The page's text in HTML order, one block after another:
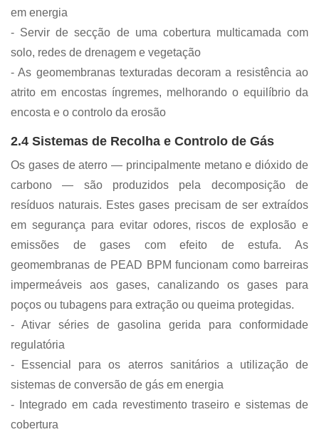
em energia
- Servir de secção de uma cobertura multicamada com
solo, redes de drenagem e vegetação
- As geomembranas texturadas decoram a resistência ao
atrito em encostas íngremes, melhorando o equilíbrio da
encosta e o controlo da erosão
2.4 Sistemas de Recolha e Controlo de Gás
Os gases de aterro — principalmente metano e dióxido de
carbono — são produzidos pela decomposição de
resíduos naturais. Estes gases precisam de ser extraídos
em segurança para evitar odores, riscos de explosão e
emissões de gases com efeito de estufa. As
geomembranas de PEAD BPM funcionam como barreiras
impermeáveis ​​aos gases, canalizando os gases para
poços ou tubagens para extração ou queima protegidas.
- Ativar séries de gasolina gerida para conformidade
regulatória
- Essencial para os aterros sanitários a utilização de
sistemas de conversão de gás em energia
- Integrado em cada revestimento traseiro e sistemas de
cobertura